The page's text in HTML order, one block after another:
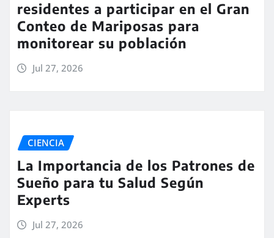
residentes a participar en el Gran
Conteo de Mariposas para
monitorear su población
Jul 27, 2026
CIENCIA
La Importancia de los Patrones de
Sueño para tu Salud Según
Experts
Jul 27, 2026